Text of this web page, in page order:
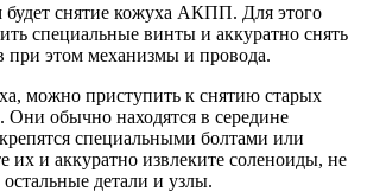
снятие кожуха АКПП. Для этого
специальные винты и аккуратно снять
при этом механизмы и провода.
можно приступить к снятию старых
обычно находятся в середине
специальными болтами или
их и аккуратно извлеките соленоиды, не
детали и узлы.